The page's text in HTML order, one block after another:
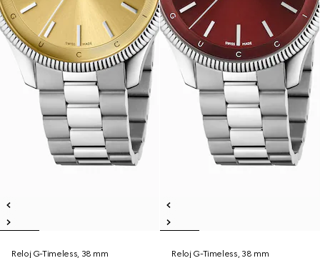
Reloj G-Timeless, 38 mm
Reloj G-Timeless, 38 mm